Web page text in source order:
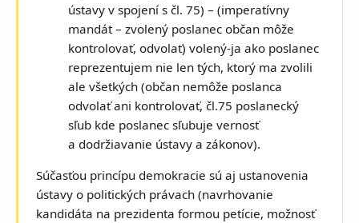
ústavy v spojení s čl. 75) – (imperatívny
mandát – zvolený poslanec občan môže
kontrolovať, odvolať) volený-ja ako poslanec
reprezentujem nie len tých, ktorý ma zvolili
ale všetkých (občan nemôže poslanca
odvolať ani kontrolovať, čl.75 poslanecký
sľub kde poslanec sľubuje vernosť
a dodržiavanie ústavy a zákonov).
Súčasťou princípu demokracie sú aj ustanovenia
ústavy o politických právach (navrhovanie
kandidáta na prezidenta formou petície, možnosť